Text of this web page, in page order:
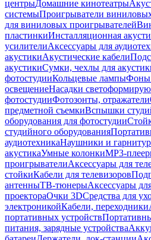
центрыДомашние кинотеатры
системыПроигрыватели
для виниловых проигрывателей
пластинкиИнсталляционная
усилителиАксессуары для
акустикиАкустические кабели
акустикиСумки, чехлы для
фотостудииКольцевые лампыФоны
освещениеНасадки
фотостудииФотозонты, отражатели
предметной съемкиВспышки
оборудования для фотостудии
студийного оборудования
аудиотехникаНаушники и
акустикаУмные колонкиMP3-
проигрывателиАксессуары для
стойкиКабели для телевизоров
антенныТВ-тюнерыАксессуары
проектораОчки 3DСредства для
электроникойКабели, переходники
портативных устройств
питания, зарядные устройства